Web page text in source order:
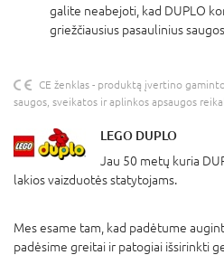
galite neabejoti, kad DUPLO
griežčiausius pasaulinius
CE ženklas - produktą įvertino
saugos, sveikatos ir aplinkos apsaugos
LEGO DUPLO
Jau 50 metų kuria
lakios vaizduotės statytojams.
Mes esame tam, kad padėtume
padėsime greitai ir patogiai išsirinkti